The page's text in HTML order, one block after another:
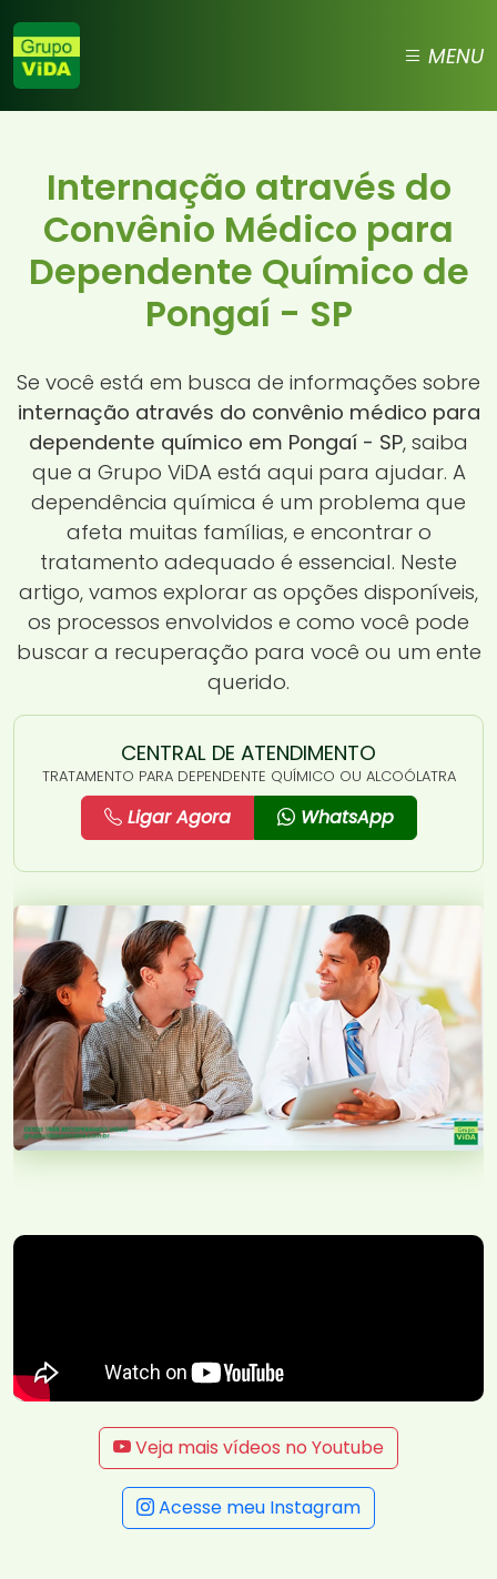
MENU
Internação através do
Convênio Médico para
Dependente Químico de
Pongaí - SP
Se você está em busca de informações sobre
internação através do convênio médico para
dependente químico em Pongaí - SP, saiba
que a Grupo ViDA está aqui para ajudar. A
dependência química é um problema que
afeta muitas famílias, e encontrar o
tratamento adequado é essencial. Neste
artigo, vamos explorar as opções disponíveis,
os processos envolvidos e como você pode
buscar a recuperação para você ou um ente
querido.
CENTRAL DE ATENDIMENTO
TRATAMENTO PARA DEPENDENTE QUÍMICO OU ALCOÓLATRA
Ligar Agora WhatsApp
Veja mais vídeos no Youtube
Acesse meu Instagram